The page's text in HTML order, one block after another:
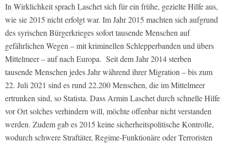
In Wirklichkeit sprach Laschet sich für ein frühe, gezielte Hilfe aus,
wie sie 2015 nicht erfolgt war. Im Jahr 2015 machten sich aufgrund
des syrischen Bürgerkrieges sofort tausende Menschen auf
gefährlichen Wegen – mit kriminellen Schlepperbanden und übers
Mittelmeer – auf nach Europa. Seit dem Jahr 2014 sterben
tausende Menschen jedes Jahr während ihrer Migration – bis zum
22. Juli 2021 sind es rund 22.200 Menschen, die im Mittelmeer
ertrunken sind, so Statista. Dass Armin Laschet durch schnelle Hilfe
vor Ort solches verhindern will, möchte offenbar nicht verstanden
werden. Zudem gab es 2015 keine sicherheitspolitische Kontrolle,
wodurch schwere Straftäter, Regime-Funktionäre oder Terroristen